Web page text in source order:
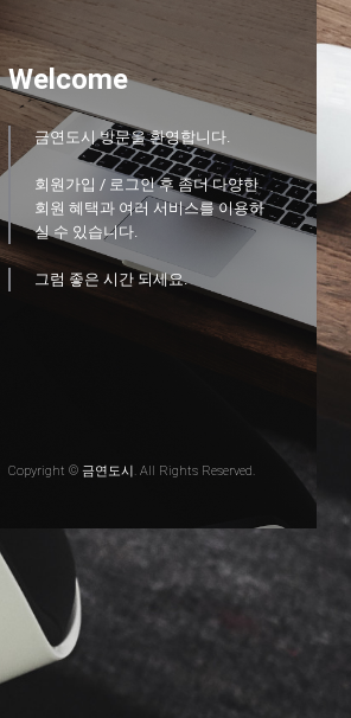
Welcome
금연도시 방문을 환영합니다.
회원가입 / 로그인 후 좀더 다양한
회원 혜택과 여러 서비스를 이용하
실 수 있습니다.
그럼 좋은 시간 되세요.
Copyright © 금연도시. All Rights Reserved.